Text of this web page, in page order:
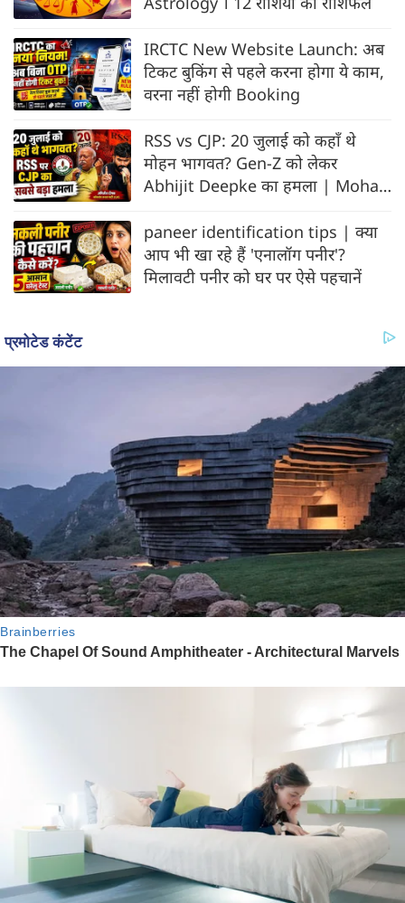
IRCTC New Website Launch: अब
टिकट बुकिंग से पहले करना होगा ये काम,
वरना नहीं होगी Booking
RSS vs CJP: 20 जुलाई को कहाँ थे
मोहन भागवत? Gen-Z को लेकर
Abhijit Deepke का हमला | Mohan
paneer identification tips | क्या
आप भी खा रहे हैं 'एनालॉग पनीर'?
मिलावटी पनीर को घर पर ऐसे पहचानें